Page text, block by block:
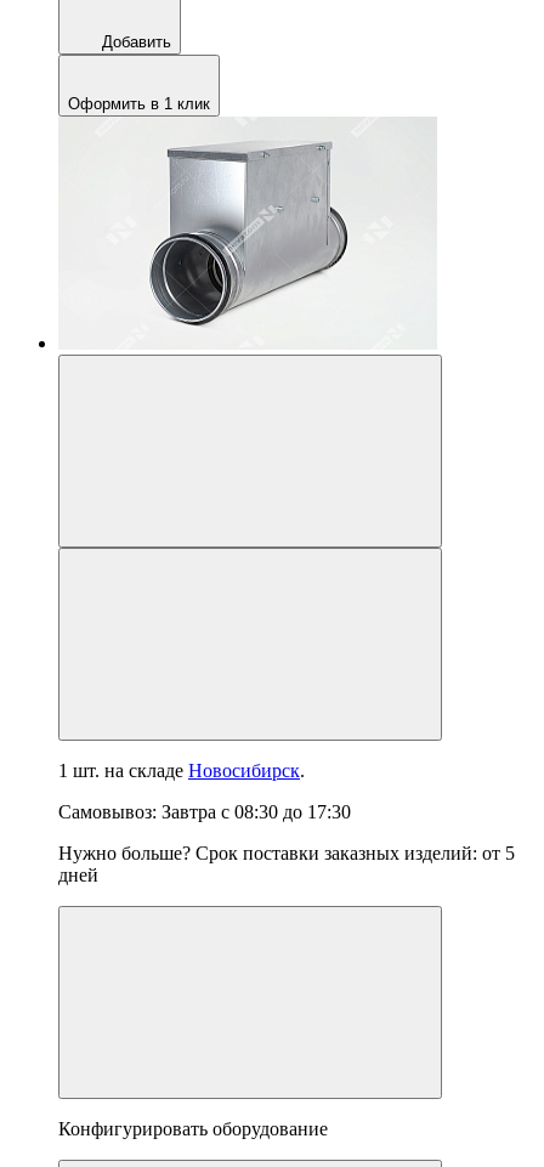
Добавить
Оформить в 1 клик
1 шт. на складе Новосибирск.
Самовывоз: Завтра с 08:30 до 17:30
Нужно больше? Срок поставки заказных изделий: от 5
дней
Конфигурировать оборудование